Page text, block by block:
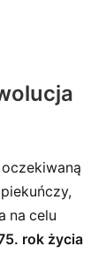
na celu
rok życia